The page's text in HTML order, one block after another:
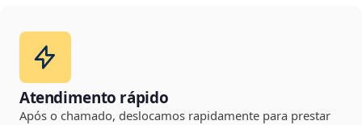
Atendimento rápido
Após o chamado, deslocamos rapidamente para prestar